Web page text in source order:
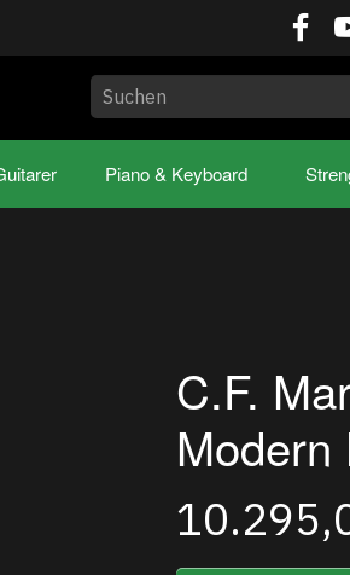
Piano & Keyboard
C.F.
Modern